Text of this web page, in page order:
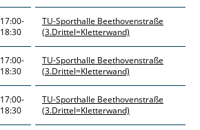
17:00-
18:30
TU-Sporthalle Beethovenstraße
(3.Drittel=Kletterwand)
17:00-
18:30
TU-Sporthalle Beethovenstraße
(3.Drittel=Kletterwand)
17:00-
18:30
TU-Sporthalle Beethovenstraße
(3.Drittel=Kletterwand)